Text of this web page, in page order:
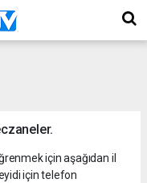
için aşağıdan il
için telefon